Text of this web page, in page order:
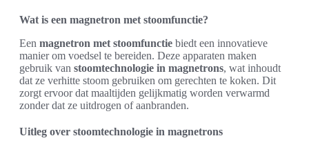
Wat is een magnetron met stoomfunctie?
Een magnetron met stoomfunctie biedt een innovatieve
manier om voedsel te bereiden. Deze apparaten maken
gebruik van stoomtechnologie in magnetrons, wat inhoudt
dat ze verhitte stoom gebruiken om gerechten te koken. Dit
zorgt ervoor dat maaltijden gelijkmatig worden verwarmd
zonder dat ze uitdrogen of aanbranden.
Uitleg over stoomtechnologie in magnetrons